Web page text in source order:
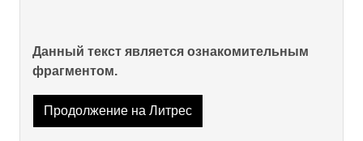
Данный текст является ознакомительным
фрагментом.
Продолжение на Литрес